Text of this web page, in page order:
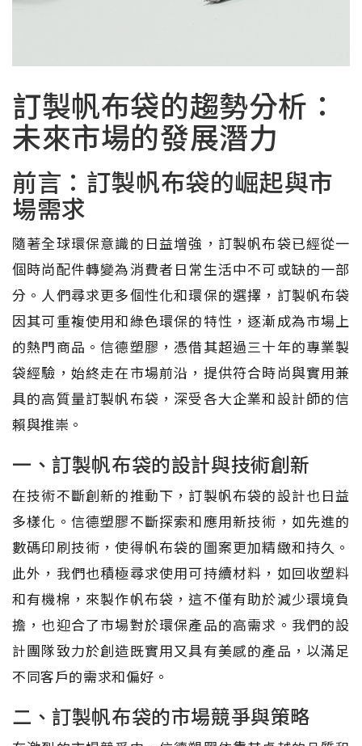
訂製帆布袋的趨勢分析：
未來市場的發展潛力
前言：訂製帆布袋的崛起與市
場需求
隨著全球環保意識的日益增強，訂製帆布袋已經從一
個時尚配件轉變為消費者日常生活中不可或缺的一部
分。人們尋求更多個性化和環保的選擇，訂製帆布袋
因其可重複使用和綠色環保的特性，逐漸成為市場上
的熱門商品。信德塑膠，憑借其超過三十年的專業製
袋經驗，始終走在市場前沿，提供符合時尚與實用兼
具的高質量訂製帆布袋，深受各大企業和設計師的信
賴與推崇。
一、訂製帆布袋的設計與技術創新
在技術不斷創新的推動下，訂製帆布袋的設計也日益
多樣化。信德塑膠不斷探索和應用新技術，如先進的
數碼印刷技術，使得帆布袋的圖案更加精緻和持久。
此外，我們也積極尋求使用可持續材料，如回收塑料
和有機棉，來製作帆布袋，這不僅有助於減少環境負
擔，也迎合了市場對於環保產品的高需求。我們的設
計團隊致力於創造既實用又具有美感的產品，以滿足
不同客戶的需求和偏好。
二、訂製帆布袋的市場競爭與策略